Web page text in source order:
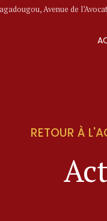
Avenue de l’Avocat
RETOUR À